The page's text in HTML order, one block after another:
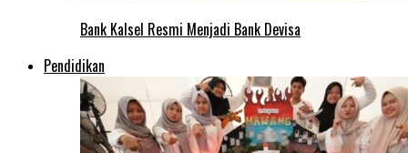
Bank Kalsel Resmi Menjadi Bank Devisa
Pendidikan